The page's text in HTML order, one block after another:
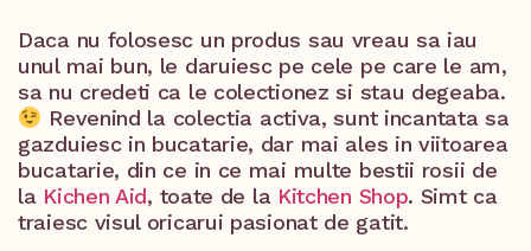
Daca nu folosesc un produs sau vreau sa iau
unul mai bun, le daruiesc pe cele pe care le am,
sa nu credeti ca le colectionez si stau degeaba.
Revenind la colectia activa, sunt incantata sa
gazduiesc in bucatarie, dar mai ales in viitoarea
bucatarie, din ce in ce mai multe bestii rosii de
la Kichen Aid, toate de la Kitchen Shop. Simt ca
traiesc visul oricarui pasionat de gatit.